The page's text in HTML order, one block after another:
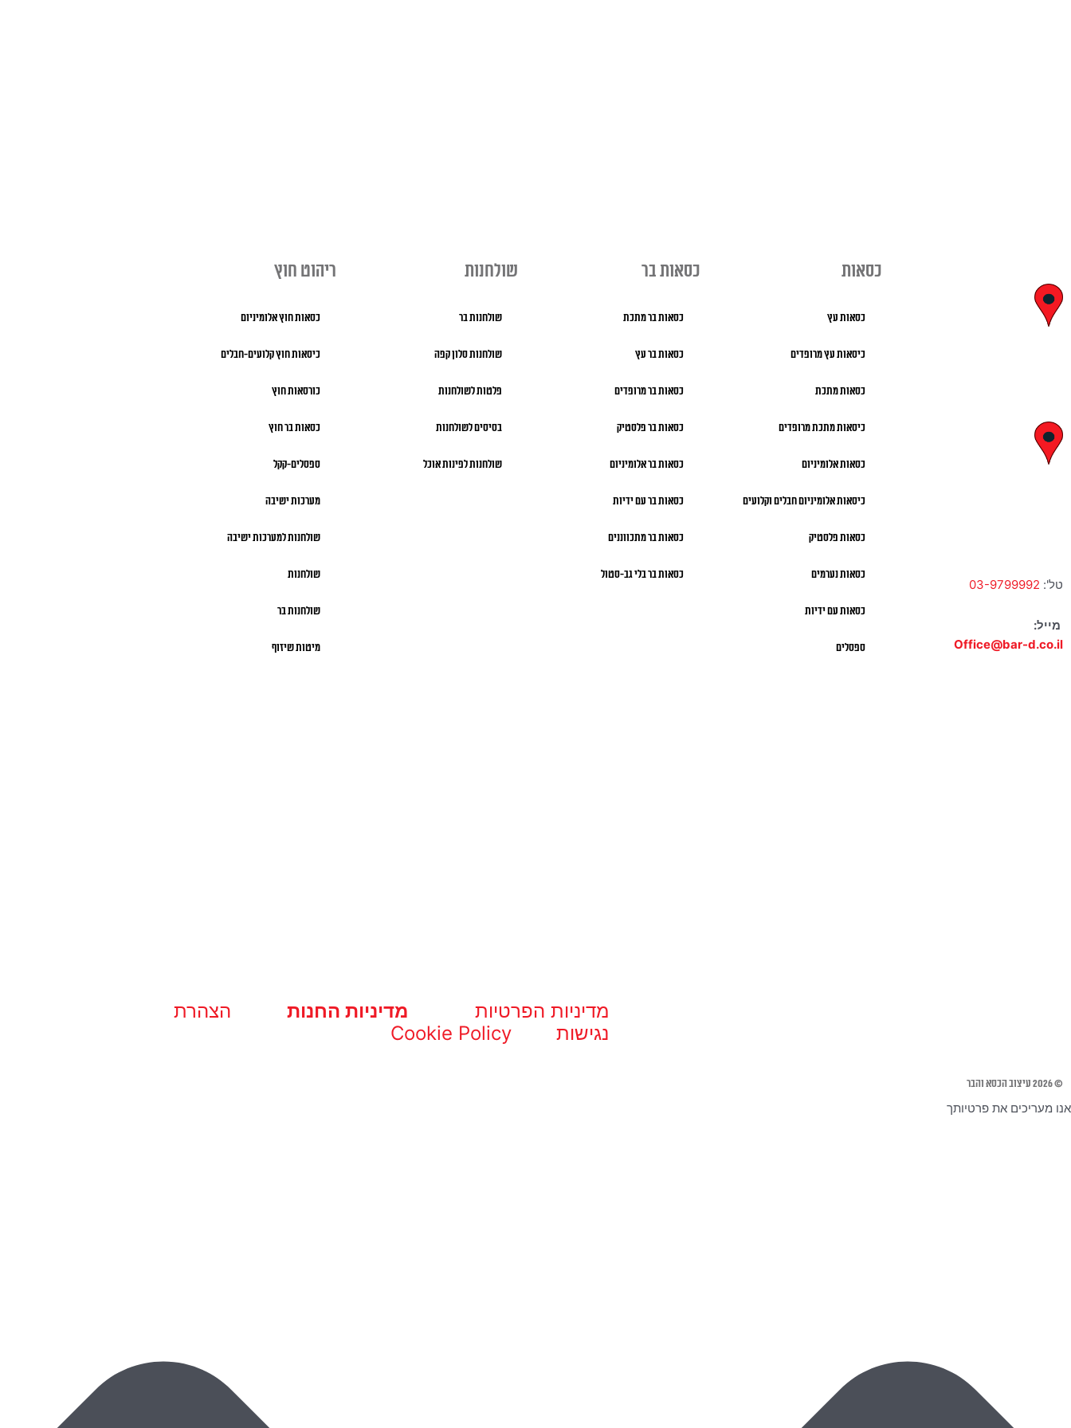
טל': 03-9799992
מייל:
Office@bar-d.co.il
כסאות
כסאות עץ
כיסאות עץ מרופדים
כסאות מתכת
כיסאות מתכת מרופדים
כסאות אלומיניום
כיסאות אלומיניום חבלים וקלועים
כסאות פלסטיק
כסאות נערמים
כסאות עם ידיות
ספסלים
כסאות בר
כסאות בר מתכת
כסאות בר עץ
כסאות בר מרופדים
כסאות בר פלסטיק
כסאות בר אלומיניום
כסאות בר עם ידיות
כסאות בר מתכווננים
כסאות בר בלי גב-סטול
שולחנות
שולחנות בר
שולחנות סלון קפה
פלטות לשולחנות
בסיסים לשולחנות
שולחנות לפינות אוכל
ריהוט חוץ
כסאות חוץ אלומיניום
כיסאות חוץ קלועים-חבלים
כורסאות חוץ
כסאות בר חוץ
ספסלים-קקל
מערכות ישיבה
שולחנות למערכות ישיבה
שולחנות
שולחנות בר
מיטות שיזוף
מדיניות הפרטיות מדיניות החנות
הצהרת
נגישות
Cookie Policy
© 2026 עיצוב הכסא והבר
אנו מעריכים את פרטיותך